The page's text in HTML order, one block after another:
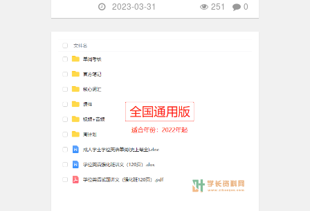
2023-03-31 0
251
自考网课 6164